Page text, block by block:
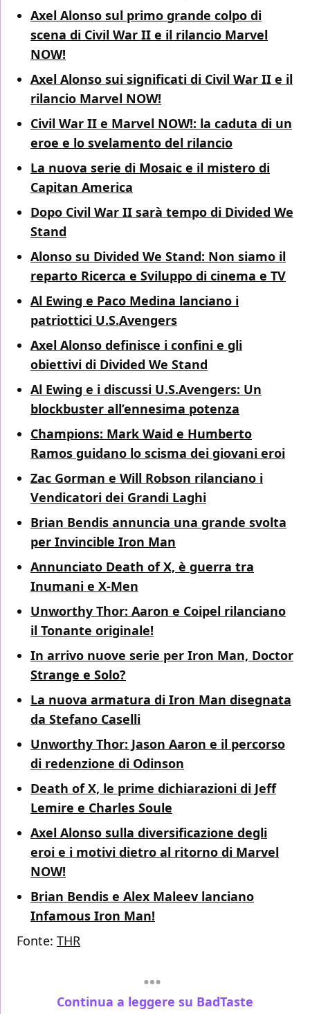
Axel Alonso sul primo grande colpo di
scena di Civil War II e il rilancio Marvel
NOW!
Axel Alonso sui significati di Civil War II e il
rilancio Marvel NOW!
Civil War II e Marvel NOW!: la caduta di un
eroe e lo svelamento del rilancio
La nuova serie di Mosaic e il mistero di
Capitan America
Dopo Civil War II sarà tempo di Divided We
Stand
Alonso su Divided We Stand: Non siamo il
reparto Ricerca e Sviluppo di cinema e TV
Al Ewing e Paco Medina lanciano i
patriottici U.S.Avengers
Axel Alonso definisce i confini e gli
obiettivi di Divided We Stand
Al Ewing e i discussi U.S.Avengers: Un
blockbuster all’ennesima potenza
Champions: Mark Waid e Humberto
Ramos guidano lo scisma dei giovani eroi
Zac Gorman e Will Robson rilanciano i
Vendicatori dei Grandi Laghi
Brian Bendis annuncia una grande svolta
per Invincible Iron Man
Annunciato Death of X, è guerra tra
Inumani e X-Men
Unworthy Thor: Aaron e Coipel rilanciano
il Tonante originale!
In arrivo nuove serie per Iron Man, Doctor
Strange e Solo?
La nuova armatura di Iron Man disegnata
da Stefano Caselli
Unworthy Thor: Jason Aaron e il percorso
di redenzione di Odinson
Death of X, le prime dichiarazioni di Jeff
Lemire e Charles Soule
Axel Alonso sulla diversificazione degli
eroi e i motivi dietro al ritorno di Marvel
NOW!
Brian Bendis e Alex Maleev lanciano
Infamous Iron Man!
Fonte: THR
Continua a leggere su BadTaste